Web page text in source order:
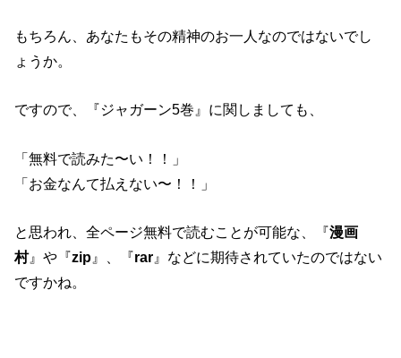
もちろん、あなたもその精神のお一人なのではないでし
ょうか。
ですので、『ジャガーン5巻』に関しましても、
「無料で読みた〜い！！」
「お金なんて払えない〜！！」
と思われ、全ページ無料で読むことが可能な、『漫画
村』や『zip 』、『rar 』などに期待されていたのではない
ですかね。